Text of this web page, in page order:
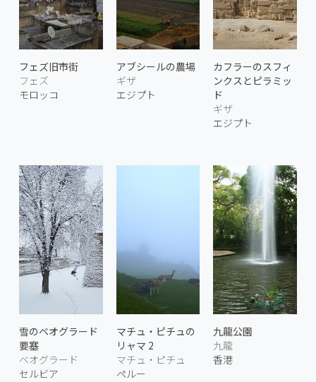
フェズ旧市街
フェズ
モロッコ
アブシールの農場
ギザ
エジプト
カフラーのスフィ
ンクスとピラミッ
ド
ギザ
エジプト
雪のベオグラード
要塞
ベオグラード
セルビア
マチュ・ピチュの
リャマ 2
マチュ・ピチュ
ペルー
九龍公園
九龍
香港